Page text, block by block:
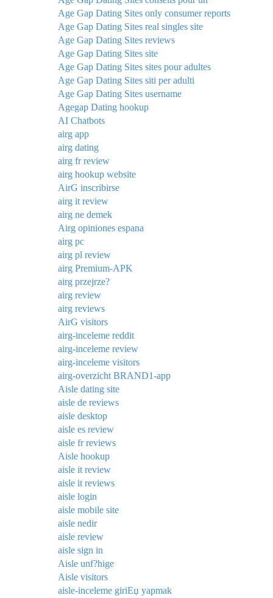
Age Gap Dating Sites only consumer reports
Age Gap Dating Sites real singles site
Age Gap Dating Sites reviews
Age Gap Dating Sites site
Age Gap Dating Sites sites pour adultes
Age Gap Dating Sites siti per adulti
Age Gap Dating Sites username
Agegap Dating hookup
AI Chatbots
airg app
airg dating
airg fr review
airg hookup website
AirG inscribirse
airg it review
airg ne demek
Airg opiniones espana
airg pc
airg pl review
airg Premium-APK
airg przejrze?
airg review
airg reviews
AirG visitors
airg-inceleme reddit
airg-inceleme review
airg-inceleme visitors
airg-overzicht BRAND1-app
Aisle dating site
aisle de reviews
aisle desktop
aisle es review
aisle fr reviews
Aisle hookup
aisle it review
aisle it reviews
aisle login
aisle mobile site
aisle nedir
aisle review
aisle sign in
Aisle unf?hige
Aisle visitors
aisle-inceleme giriЕџ yapmak